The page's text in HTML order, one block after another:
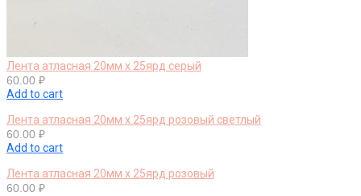
Лента атласная 20мм х 25ярд серый
60.00 ₽
Add to cart
Лента атласная 20мм х 25ярд розовый светлый
60.00 ₽
Add to cart
Лента атласная 20мм х 25ярд розовый
60.00 ₽